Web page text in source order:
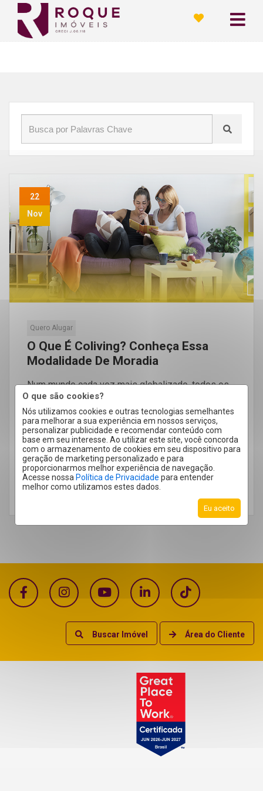
Início Blog »cohousing
O que são cookies?
Nós utilizamos cookies e outras tecnologias semelhantes
para melhorar a sua experiência em nossos serviços,
personalizar publicidade e recomendar conteúdo com
base em seu interesse. Ao utilizar este site, você concorda
com o armazenamento de cookies em seu dispositivo para
geração de marketing personalizado e para
proporcionarmos melhor experiência de navegação.
Acesse nossa Política de Privacidade para entender
melhor como utilizamos estes dados.
Eu aceito
22
Nov
Quero Alugar
O Que É Coliving? Conheça Essa
Modalidade De Moradia
Num mundo cada vez mais globalizado, todos os
dias surgem novas tendências em várias áreas da
nossa vida. E isso […]
LEIA MAIS
Buscar Imóvel Área do Cliente